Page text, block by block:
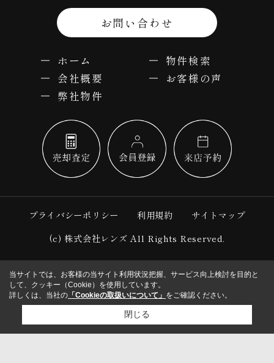
お問い合わせ
ホーム
物件検索
会社概要
お客様の声
弊社物件
プライバシーポリシー 利用規約
サイトマップ
(c) 株式会社レンズ All Rights Reserved.
当サイトでは、お客様の当サイト利用状況把握、サービス向上検討を目的と
して、クッキー（Cookie）を使用しています。
詳しくは、当社の 「Cookieの取扱いについて」 をご確認ください。
閉じる